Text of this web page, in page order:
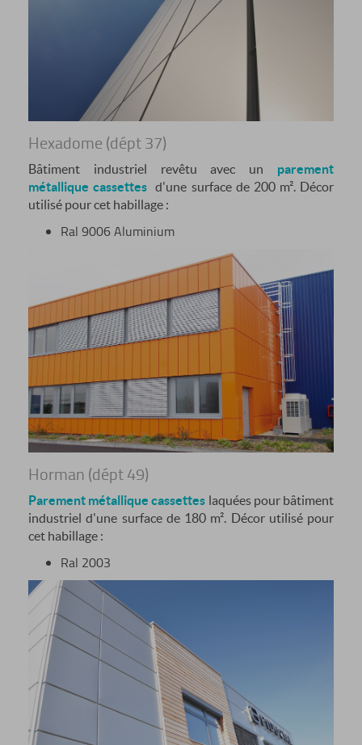
Hexadome (dépt 37)
Bâtiment industriel revêtu avec un parement
métallique cassettes d'une surface de 200 m². Décor
utilisé pour cet habillage :
Ral 9006 Aluminium
Horman (dépt 49)
Parement métallique cassettes laquées pour bâtiment
industriel d'une surface de 180 m². Décor utilisé pour
cet habillage :
Ral 2003